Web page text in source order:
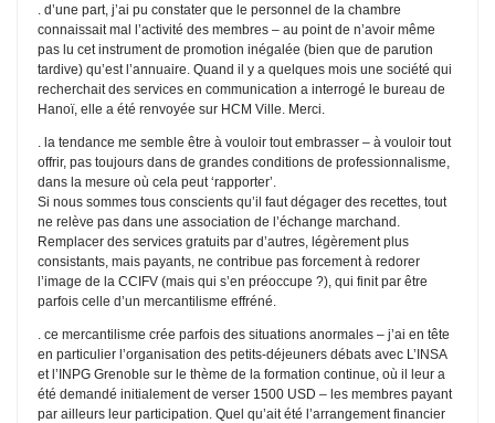
. d’une part, j’ai pu constater que le personnel de la chambre
connaissait mal l’activité des membres – au point de n’avoir même
pas lu cet instrument de promotion inégalée (bien que de parution
tardive) qu’est l’annuaire. Quand il y a quelques mois une société qui
recherchait des services en communication a interrogé le bureau de
Hanoï, elle a été renvoyée sur HCM Ville. Merci.
. la tendance me semble être à vouloir tout embrasser – à vouloir tout
offrir, pas toujours dans de grandes conditions de professionnalisme,
dans la mesure où cela peut ‘rapporter’.
Si nous sommes tous conscients qu’il faut dégager des recettes, tout
ne relève pas dans une association de l’échange marchand.
Remplacer des services gratuits par d’autres, légèrement plus
consistants, mais payants, ne contribue pas forcement à redorer
l’image de la CCIFV (mais qui s’en préoccupe ?), qui finit par être
parfois celle d’un mercantilisme effréné.
. ce mercantilisme crée parfois des situations anormales – j’ai en tête
en particulier l’organisation des petits-déjeuners débats avec L’INSA
et l’INPG Grenoble sur le thème de la formation continue, où il leur a
été demandé initialement de verser 1500 USD – les membres payant
par ailleurs leur participation. Quel qu’ait été l’arrangement financier